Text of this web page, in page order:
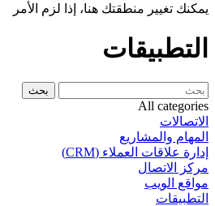
يمكنك تغيير منطقتك هنا، إذا لزم الأمر
التطبيقات
All categories
الاتصالات
المهام والمشاريع
إدارة علاقات العملاء (CRM)
مركز الاتصال
مواقع الويب
التطبيقات